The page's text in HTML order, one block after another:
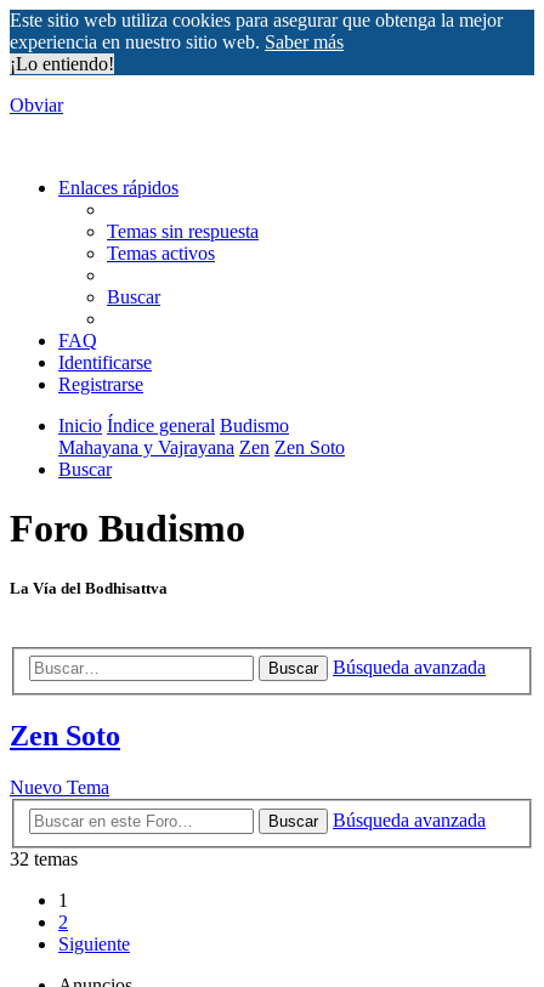
Este sitio web utiliza cookies para asegurar que obtenga la mejor
experiencia en nuestro sitio web. Saber más
¡Lo entiendo!
Obviar
Enlaces rápidos
Temas sin respuesta
Temas activos
Buscar
FAQ
Identificarse
Registrarse
Inicio Índice general Budismo
Mahayana y Vajrayana Zen Zen Soto
Buscar
Foro Budismo
La Vía del Bodhisattva
Buscar Búsqueda avanzada
Zen Soto
Nuevo Tema
Buscar
Búsqueda avanzada
32 temas
1
2
Siguiente